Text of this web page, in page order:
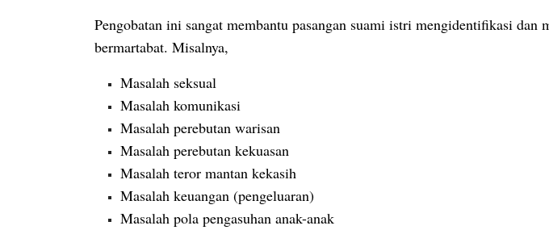
Pengobatan ini sangat membantu pasangan suami istri mengidentifikasi
bermartabat. Misalnya,
Masalah seksual
Masalah komunikasi
Masalah perebutan warisan
Masalah perebutan kekuasan
Masalah teror mantan kekasih
Masalah keuangan (pengeluaran)
Masalah pola pengasuhan anak-anak